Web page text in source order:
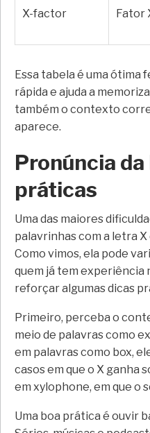
X-factor Fator
Essa tabela é uma ótima
rápida e ajuda a
também o contexto
aparece.
Pronúncia
práticas
Uma das maiores
palavrinhas com a letra
Como vimos, ela pode
quem já tem experiência
reforçar algumas dicas
Primeiro, perceba o
meio de palavras como
em palavras como box,
casos em que o X ganha
em xylophone, em que o
Uma boa prática é ouvir